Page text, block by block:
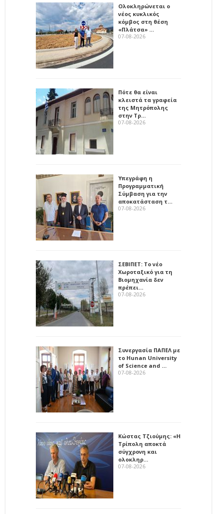
Ολοκληρώνεται ο
νέος κυκλικός
κόμβος στη θέση
«Πλάτσα» …
07-08-2026
Πότε θα είναι
κλειστά τα γραφεία
της Μητρόπολης
στην Τρ…
07-08-2026
Υπεγράφη η
Προγραμματική
Σύμβαση για την
αποκατάσταση τ…
07-08-2026
ΣΕΒΙΠΕΤ: Το νέο
Χωροταξικό για τη
Βιομηχανία δεν
πρέπει…
07-08-2026
Συνεργασία ΠΑΠΕΛ με
το Hunan University
of Science and …
07-08-2026
Κώστας Τζιούμης: «Η
Τρίπολη αποκτά
σύγχρονη και
ολοκληρ…
07-08-2026